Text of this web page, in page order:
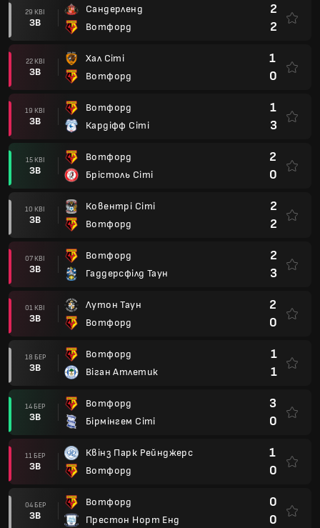
29 КВІ
ЗВ
Сандерленд
Вотфорд
2
2
22 КВІ
ЗВ
Хал Сіті
Вотфорд
1
0
19 КВІ
ЗВ
Вотфорд
Кардіфф Сіті
1
3
15 КВІ
ЗВ
Вотфорд
Брістоль Сіті
2
0
10 КВІ
ЗВ
Ковентрі Сіті
Вотфорд
2
2
07 КВІ
ЗВ
Вотфорд
Гаддерсфілд Таун
2
3
01 КВІ
ЗВ
Лутон Таун
Вотфорд
2
0
18 БЕР
ЗВ
Вотфорд
Віган Атлетик
1
1
14 БЕР
ЗВ
Вотфорд
Бірмінгем Сіті
3
0
11 БЕР
ЗВ
Квінз Парк Рейнджерс
Вотфорд
1
0
04 БЕР
ЗВ
Вотфорд
Престон Норт Енд
0
0